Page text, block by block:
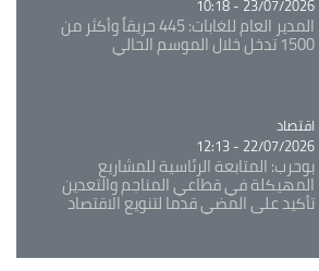
23/07/2026 - 10:18
المدير العام للغابات: 445 حريقاً وأكثر من
1500 تدخل خلال الموسم الحالي
Catégorie
اقتصاد
22/07/2026 - 12:13
بوحرب: المتابعة الرئاسية للمشاريع
المهيكلة في قطاعي المناجم والتعدين
تأكيد على المضي قدما لتنويع الاقتصاد